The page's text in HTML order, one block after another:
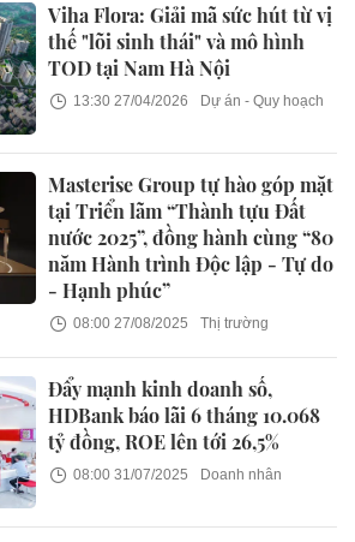
Viha Flora: Giải mã sức hút từ vị
thế "lõi sinh thái" và mô hình
TOD tại Nam Hà Nội
13:30 27/04/2026 Dự án - Quy hoạch
Masterise Group tự hào góp mặt
tại Triển lãm “Thành tựu Đất
nước 2025”, đồng hành cùng “80
năm Hành trình Độc lập - Tự do
- Hạnh phúc”
08:00 27/08/2025 Thị trường
Đẩy mạnh kinh doanh số,
HDBank báo lãi 6 tháng 10.068
tỷ đồng, ROE lên tới 26,5%
08:00 31/07/2025 Doanh nhân